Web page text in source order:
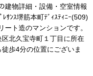
建物詳細・設備・空室情報
ｻﾝｽ堺筋本町ﾃﾞｨｽﾃｨﾆｰ(509)
ト造のマンションです。
北久宝寺町１丁目に所在
歩4分の位置にございま